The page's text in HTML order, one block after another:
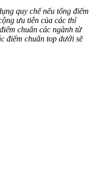
quy chế nếu tổng điểm
ưu tiên của các thí
chuẩn các ngành từ
điểm chuẩn top dưới sẽ